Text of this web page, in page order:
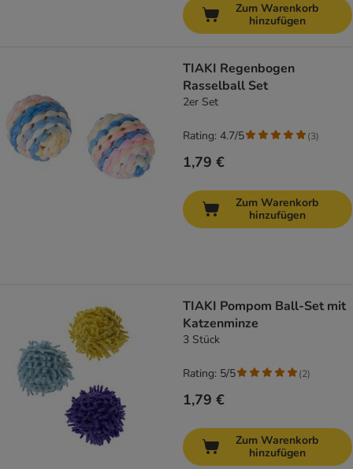
Zum Warenkorb
hinzufügen
TIAKI Regenbogen
Rasselball Set
2er Set
1,79 €
Rating: 4.7/5 (3)
Zum Warenkorb
hinzufügen
TIAKI Pompom Ball-Set mit
Katzenminze
3 Stück
1,79 €
Rating: 5/5 (2)
Zum Warenkorb
hinzufügen